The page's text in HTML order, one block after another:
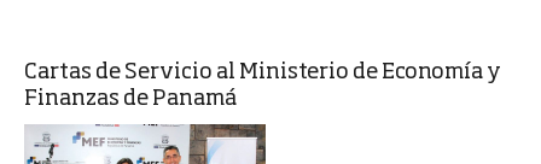
Cartas de Servicio al Ministerio de Economía y
Finanzas de Panamá